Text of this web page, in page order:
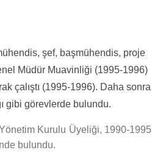
şef, başmühendis, proje
Müdür Muavinliği (1995-1996)
çalıştı (1995-1996). Daha sonra
gibi görevlerde bulundu.
Kurulu Üyeliği, 1990-1995
bulundu.